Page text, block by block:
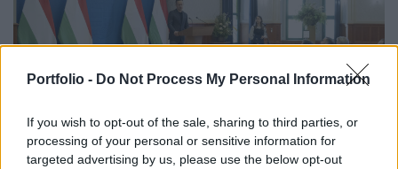
Portfolio - Do Not Process My Personal Information
If you wish to opt-out of the sale, sharing to third parties, or
processing of your personal or sensitive information for
targeted advertising by us, please use the below opt-out